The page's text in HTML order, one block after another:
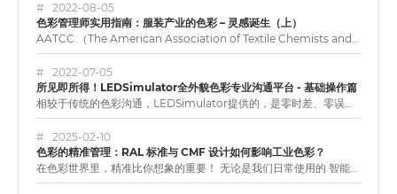
2022-08-05
色彩管理师实用指南：服装产业的色彩 – 灵感诞生（上）
AATCC （The American Association of Textile Chemists and Colorists, 美国纺织化学师及印染师协会）是一个产业倡导组织，专注于纺织品上有效…
2022-07-05
所见即所得！LEDSimulator全外貌色彩专业沟通平台 - 基础操作篇
相较于传统的色彩沟通，LEDSimulator提供的，是零时差、零误差的全外貌色彩管理系统，它能即时再现色彩、纹理组织、通透性，确保在「设计师↔品牌商↔制造商」复杂的全球供应链中，任一环节在各种不同的…
2025-02-10
色彩的精准管理：RAL 标准与 CMF 设计如何影响工业色彩？
在色彩世界里，精准比你想象的重要！ 无论是我们日常使用的 智能手机、驾驶的 汽车，还是建筑、家电、医疗设备，颜色、材料和表面处理（CMF） 的设计都在影响着我们的视觉体验。而在工业制造领域，确保颜色的…